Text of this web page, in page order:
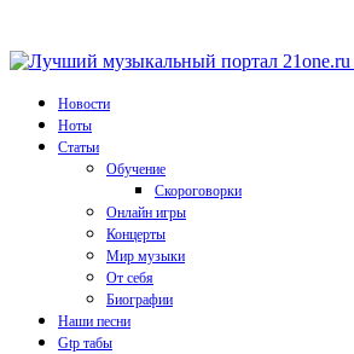
Новости
Ноты
Статьи
Обучение
Скороговорки
Онлайн игры
Концерты
Мир музыки
От себя
Биографии
Наши песни
Gtp табы